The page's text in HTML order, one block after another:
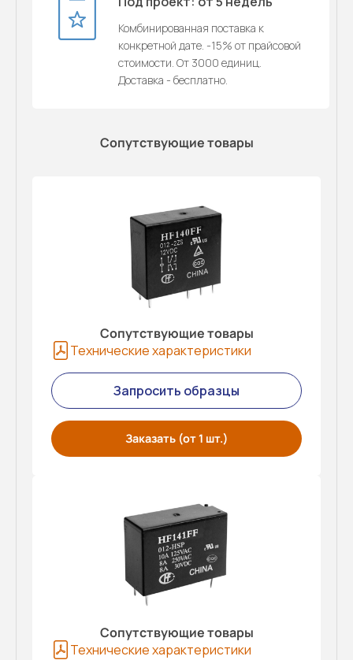
Комбинированная поставка к
конкретной дате. -15% от прайсовой
стоимости. От 3000 единиц.
Доставка - бесплатно.
Сопутствующие товары
Сопутствующие товары
Технические характеристики
Запросить образцы
Заказать (от 1 шт.)
Сопутствующие товары
Технические характеристики